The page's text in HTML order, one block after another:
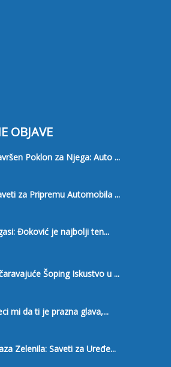
OBJAVE
Poklon za Njega: Auto ...
za Pripremu Automobila ...
Đoković je najbolji ten...
Šoping Iskustvo u ...
mi da ti je prazna glava,...
Zelenila: Saveti za Uređe...